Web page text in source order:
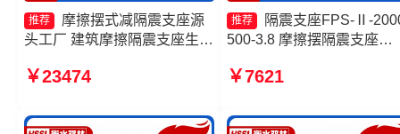
推荐
摩擦摆式减隔震支座源
头工厂 建筑摩擦隔震支座生产
源头工厂 建筑摩擦摆隔震支座
￥23474
推荐
隔震支座FPS-Ⅱ-
500-3.8 摩擦摆隔震支座
支座JZQZ-15000生产厂家
FJZQZ9000GD厂家
￥7621